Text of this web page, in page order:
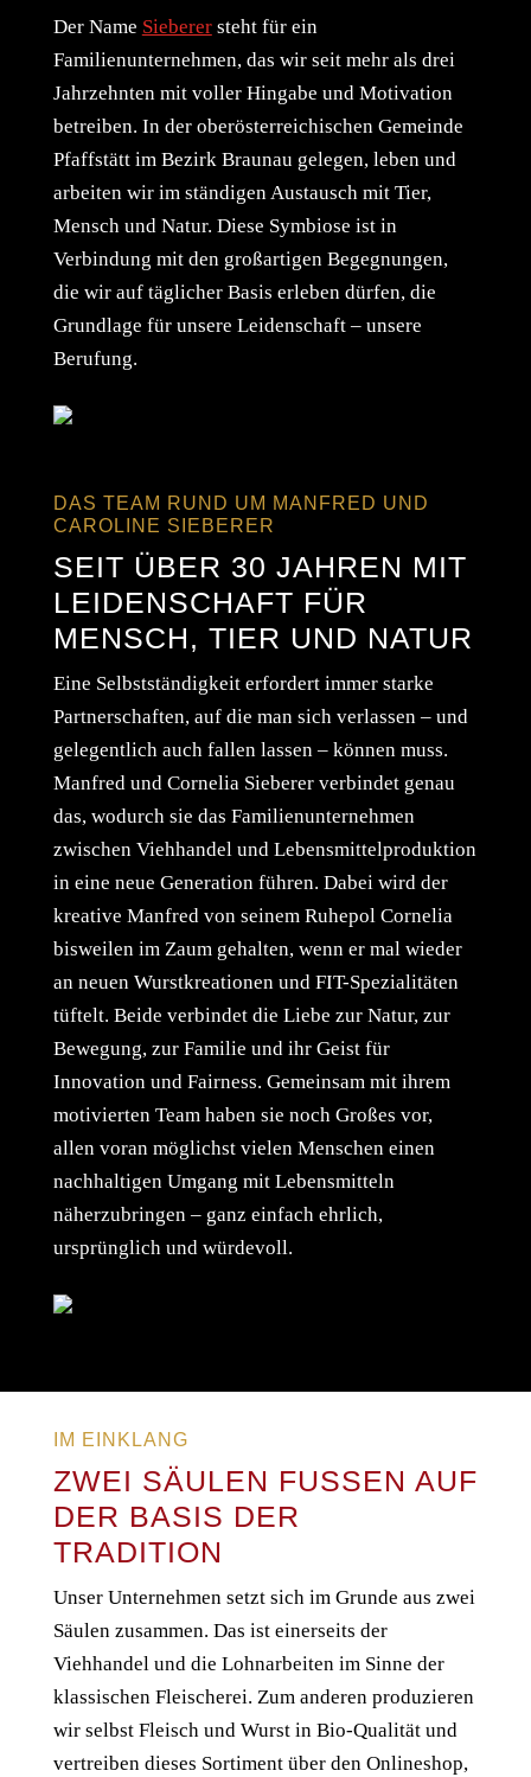
Der Name Sieberersteht für ein
Familienunternehmen, das wir seit mehr als drei
Jahrzehnten mit voller Hingabe und Motivation
betreiben. In der oberösterreichischen Gemeinde
Pfaffstätt im Bezirk Braunau gelegen, leben und
arbeiten wir im ständigen Austausch mit Tier,
Mensch und Natur. Diese Symbiose ist in
Verbindung mit den großartigen Begegnungen,
die wir auf täglicher Basis erleben dürfen, die
Grundlage für unsere Leidenschaft – unsere
Berufung.
DAS TEAM RUND UM MANFRED UND
CAROLINE SIEBERER
SEIT ÜBER 30 JAHREN MIT
LEIDENSCHAFT FÜR
MENSCH, TIER UND NATUR
Eine Selbstständigkeit erfordert immer starke
Partnerschaften, auf die man sich verlassen – und
gelegentlich auch fallen lassen – können muss.
Manfred und Cornelia Sieberer verbindet genau
das, wodurch sie das Familienunternehmen
zwischen Viehhandel und Lebensmittelproduktion
in eine neue Generation führen. Dabei wird der
kreative Manfred von seinem Ruhepol Cornelia
bisweilen im Zaum gehalten, wenn er mal wieder
an neuen Wurstkreationen und FIT-Spezialitäten
tüftelt. Beide verbindet die Liebe zur Natur, zur
Bewegung, zur Familie und ihr Geist für
Innovation und Fairness. Gemeinsam mit ihrem
motivierten Team haben sie noch Großes vor,
allen voran möglichst vielen Menschen einen
nachhaltigen Umgang mit Lebensmitteln
näherzubringen – ganz einfach ehrlich,
ursprünglich und würdevoll.
IM EINKLANG
ZWEI SÄULEN FUSSEN AUF D
ER BASIS DER T
RADITION
Unser Unternehmen setzt sich im Grunde aus zwei
Säulen zusammen. Das ist einerseits der
Viehhandel und die Lohnarbeiten im Sinne der
klassischen Fleischerei. Zum anderen produzieren
wir selbst Fleisch und Wurst in Bio-Qualität und
vertreiben dieses Sortiment über den Onlineshop,